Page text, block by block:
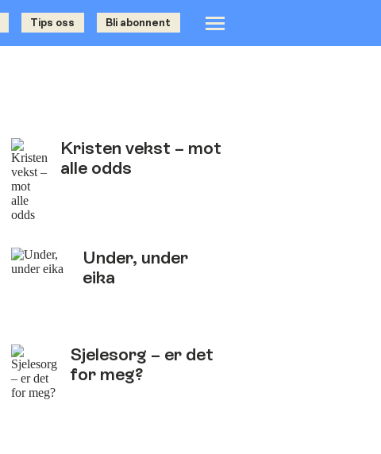
Tips oss Bli abonnent
Kristen vekst – mot
alle odds
Under, under
eika
Sjelesorg – er det
for meg?